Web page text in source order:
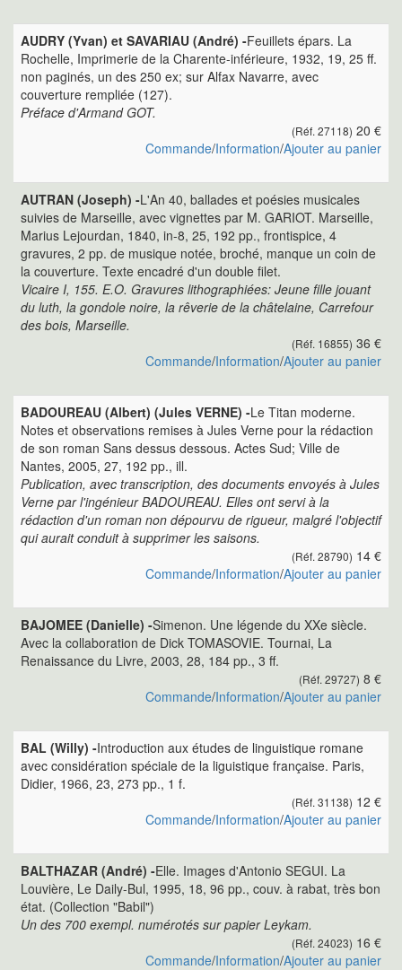
AUDRY (Yvan) et SAVARIAU (André) -Feuillets épars. La
Rochelle, Imprimerie de la Charente-inférieure, 1932, 19, 25 ff.
non paginés, un des 250 ex; sur Alfax Navarre, avec
couverture rempliée (127).
Préface d'Armand GOT.
(Réf. 27118) 20 €
Commande/Information/Ajouter au panier
AUTRAN (Joseph) -L'An 40, ballades et poésies musicales
suivies de Marseille, avec vignettes par M. GARIOT. Marseille,
Marius Lejourdan, 1840, in-8, 25, 192 pp., frontispice, 4
gravures, 2 pp. de musique notée, broché, manque un coin de
la couverture. Texte encadré d'un double filet.
Vicaire I, 155. E.O. Gravures lithographiées: Jeune fille jouant
du luth, la gondole noire, la rêverie de la châtelaine, Carrefour
des bois, Marseille.
(Réf. 16855) 36 €
Commande/Information/Ajouter au panier
BADOUREAU (Albert) (Jules VERNE) -Le Titan moderne.
Notes et observations remises à Jules Verne pour la rédaction
de son roman Sans dessus dessous. Actes Sud; Ville de
Nantes, 2005, 27, 192 pp., ill.
Publication, avec transcription, des documents envoyés à Jules
Verne par l'ingénieur BADOUREAU. Elles ont servi à la
rédaction d'un roman non dépourvu de rigueur, malgré l'objectif
qui aurait conduit à supprimer les saisons.
(Réf. 28790) 14 €
Commande/Information/Ajouter au panier
BAJOMEE (Danielle) -Simenon. Une légende du XXe siècle.
Avec la collaboration de Dick TOMASOVIE. Tournai, La
Renaissance du Livre, 2003, 28, 184 pp., 3 ff.
(Réf. 29727) 8 €
Commande/Information/Ajouter au panier
BAL (Willy) -Introduction aux études de linguistique romane
avec considération spéciale de la liguistique française. Paris,
Didier, 1966, 23, 273 pp., 1 f.
(Réf. 31138) 12 €
Commande/Information/Ajouter au panier
BALTHAZAR (André) -Elle. Images d'Antonio SEGUI. La
Louvière, Le Daily-Bul, 1995, 18, 96 pp., couv. à rabat, très bon
état. (Collection "Babil")
Un des 700 exempl. numérotés sur papier Leykam.
(Réf. 24023) 16 €
Commande/Information/Ajouter au panier